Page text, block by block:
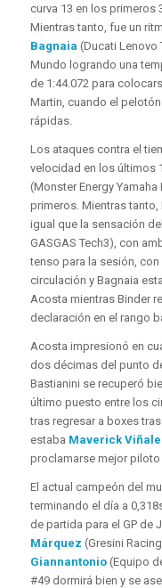
curva 13 en los primeros
Mientras tanto, fue un
Bagnaia (Ducati Lenovo
Mundo logrando una
de 1:44.072 para
Martin, cuando el
rápidas.
Los ataques contra el
velocidad en los últimos
(Monster Energy
primeros. Mientras tanto,
igual que la sensación
GASGAS Tech3), con
tenso para la sesión,
circulación y Bagnaia
Acosta mientras Binder
declaración en el rango
Acosta impresionó en
dos décimas del punto
Bastianini se recuperó
último puesto entre los
tras regresar a boxes
estaba Maverick
proclamarse mejor piloto
El actual campeón del
terminando el día a
de partida para el GP de
Márquez (Gresini
Giannantonio(Equipo
#49 dormirá bien y se